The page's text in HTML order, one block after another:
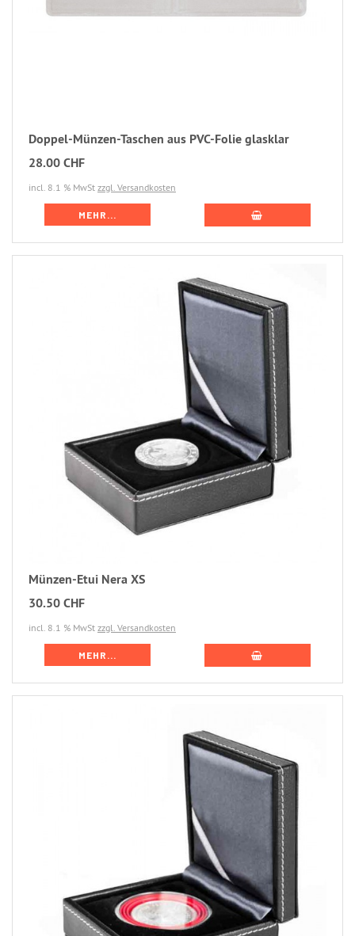
Doppel-Münzen-Taschen aus PVC-Folie glasklar
28.00 CHF
incl. 8.1 % MwSt zzgl. Versandkosten
MEHR...
Münzen-Etui Nera XS
30.50 CHF
incl. 8.1 % MwSt zzgl. Versandkosten
MEHR...